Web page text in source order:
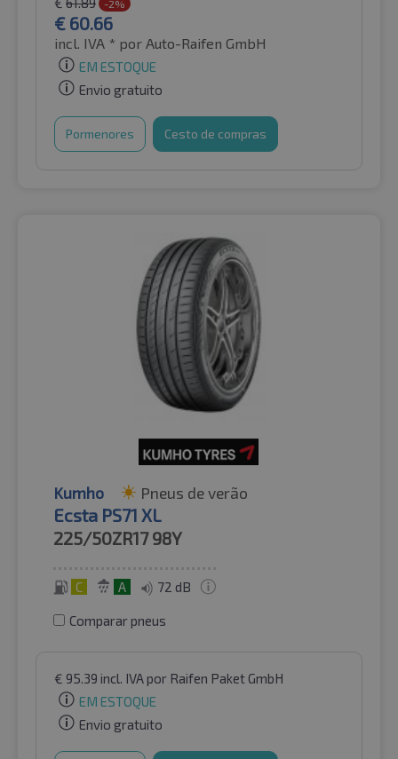
-2%
€ 60.66
incl. IVA * por Auto-Raifen GmbH
EM ESTOQUE
Envio gratuito
Pormenores Cesto de compras
Kumho Pneus de verão
Ecsta PS71 XL
225/50ZR17 98Y
C A 72 dB
Comparar pneus
€ 95.39 incl. IVApor Raifen Paket GmbH
EM ESTOQUE
Envio gratuito